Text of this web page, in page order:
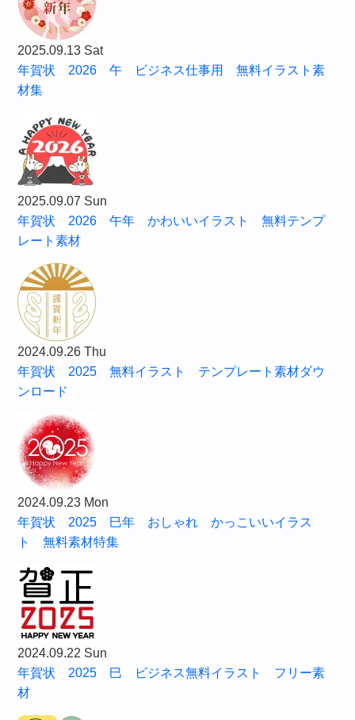
2025.09.13 Sat
年賀状 2026 午 ビジネス仕事用 無料イラスト素
材集
2025.09.07 Sun
年賀状 2026 午年 かわいいイラスト 無料テンプ
レート素材
2024.09.26 Thu
年賀状 2025 無料イラスト テンプレート素材ダウ
ンロード
2024.09.23 Mon
年賀状 2025 巳年 おしゃれ かっこいいイラス
ト 無料素材特集
2024.09.22 Sun
年賀状 2025 巳 ビジネス無料イラスト フリー素
材